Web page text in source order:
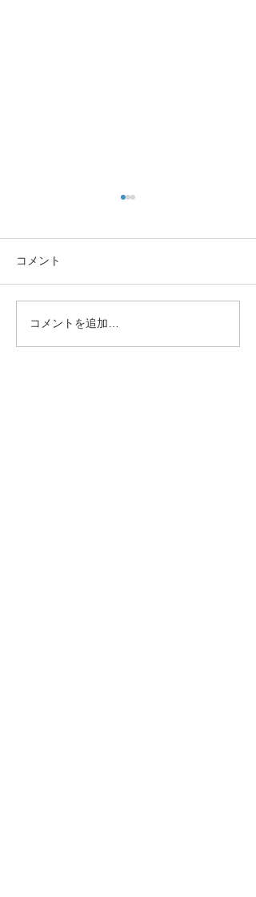
🌸 En-Joy Englishの英検合
格実績（2026年度 第1回）
コメント
コメントを追加…